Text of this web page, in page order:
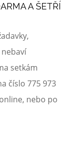
A ŠETŘÍ
setkám
číslo 775 973
nebo po